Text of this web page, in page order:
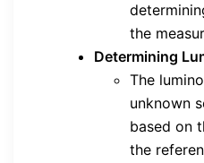
the
Determining
The
unknown
based on
the